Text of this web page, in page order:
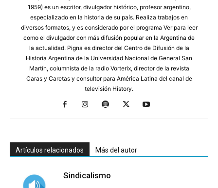
1959) es un escritor, divulgador histórico, profesor argentino,
especializado en la historia de su país. Realiza trabajos en
diversos formatos, y es considerado por el programa Ver para leer
como el divulgador con más difusión popular en la Argentina de
la actualidad. Pigna es director del Centro de Difusión de la
Historia Argentina de la Universidad Nacional de General San
Martín, columnista de la radio Vorterix, director de la revista
Caras y Caretas y consultor para América Latina del canal de
televisión History.
Artículos relacionados Más del autor
Sindicalismo